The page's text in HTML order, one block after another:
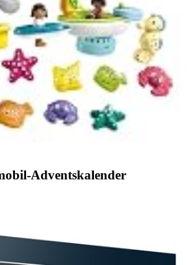
Adventskalender